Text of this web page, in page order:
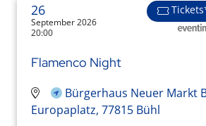
26
September 2026
20:00
Flamenco Night
Bürgerhaus Neuer Markt
Europaplatz, 77815 Bühl